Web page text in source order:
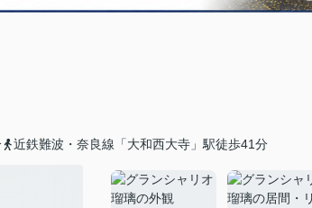
近鉄難波・奈良線「大和西大寺」駅徒歩41分